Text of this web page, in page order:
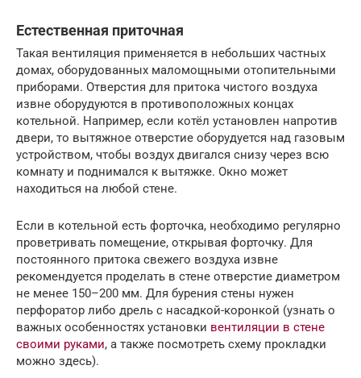
Естественная приточная
Такая вентиляция применяется в небольших частных
домах, оборудованных маломощными отопительными
приборами. Отверстия для притока чистого воздуха
извне оборудуются в противоположных концах
котельной. Например, если котёл установлен напротив
двери, то вытяжное отверстие оборудуется над газовым
устройством, чтобы воздух двигался снизу через всю
комнату и поднимался к вытяжке. Окно может
находиться на любой стене.
Если в котельной есть форточка, необходимо регулярно
проветривать помещение, открывая форточку. Для
постоянного притока свежего воздуха извне
рекомендуется проделать в стене отверстие диаметром
не менее 150–200 мм. Для бурения стены нужен
перфоратор либо дрель с насадкой-коронкой (узнать о
важных особенностях установки вентиляции в стене
своими руками, а также посмотреть схему прокладки
можно здесь).